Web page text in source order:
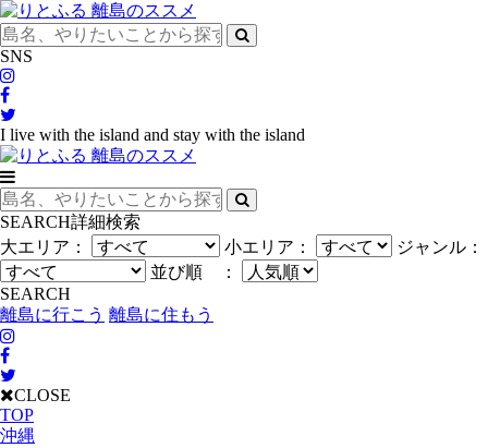
SNS
I live with the island and stay with the island
SEARCH詳細検索
大エリア：
小エリア：
ジャンル：
並び順 ：
SEARCH
離島に行こう 離島に住もう
CLOSE
TOP
沖縄